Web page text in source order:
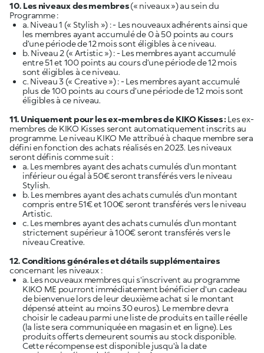
10. Les niveaux des membres(« niveaux ») au sein du
Programme :
a. Niveau 1 (« Stylish ») : - Les nouveaux adhérents ainsi que
les membres ayant accumulé de 0 à 50 points au cours
d’une période de 12 mois sont éligibles à ce niveau.
b. Niveau 2 (« Artistic ») : - Les membres ayant accumulé
entre 51 et 100 points au cours d’une période de 12 mois
sont éligibles à ce niveau.
c. Niveau 3 (« Creative ») : - Les membres ayant accumulé
plus de 100 points au cours d’une période de 12 mois sont
éligibles à ce niveau.
11. Uniquement pour les ex-membres de KIKO Kisses : Les ex-
membres de KIKO Kisses seront automatiquement inscrits au
programme. Le niveau KIKO Me attribué à chaque membre sera
défini en fonction des achats réalisés en 2023. Les niveaux
seront définis comme suit :
a. Les membres ayant des achats cumulés d'un montant
inférieur ou égal à 50€ seront transférés vers le niveau
Stylish.
b. Les membres ayant des achats cumulés d'un montant
compris entre 51€ et 100€ seront transférés vers le niveau
Artistic.
c. Les membres ayant des achats cumulés d'un montant
strictement supérieur à 100€ seront transférés vers le
niveau Creative.
12. Conditions générales et détails supplémentaires
concernant les niveaux :
a. Les nouveaux membres qui s'inscrivent au programme
KIKO ME pourront immédiatement bénéficier d'un cadeau
de bienvenue lors de leur deuxième achat si le montant
dépensé atteint au moins 30 euros). Le membre devra
choisir le cadeau parmi une liste de produits en taille réelle
(la liste sera communiquée en magasin et en ligne). Les
produits offerts demeurent soumis au stock disponible.
Cette récompense est disponible jusqu'à la date